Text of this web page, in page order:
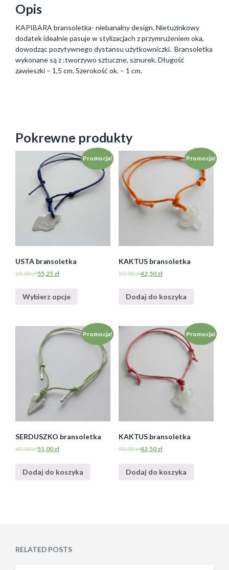
Opis
KAPIBARA bransoletka- niebanalny design. Nietuzinkowy
dodatek idealnie pasuje w stylizacjach z przymrużeniem oka,
dowodząc pozytywnego dystansu użytkowniczki. Bransoletka
wykonane są z :tworzywo sztuczne, sznurek. Długość
zawieszki – 1,5 cm. Szerokość ok. – 1 cm.
Pokrewne produkty
Promocja!
USTA bransoletka
65,00zł55,25 zł
Wybierz opcje
Promocja!
KAKTUS bransoletka
50,00zł42,50zł
Dodaj do koszyka
Promocja!
SERDUSZKO bransoletka
60,00zł51,00zł
Dodaj do koszyka
Promocja!
KAKTUS bransoletka
50,00zł42,50zł
Dodaj do koszyka
RELATED POSTS